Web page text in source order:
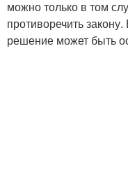
можно только в том
противоречить
решение может быть